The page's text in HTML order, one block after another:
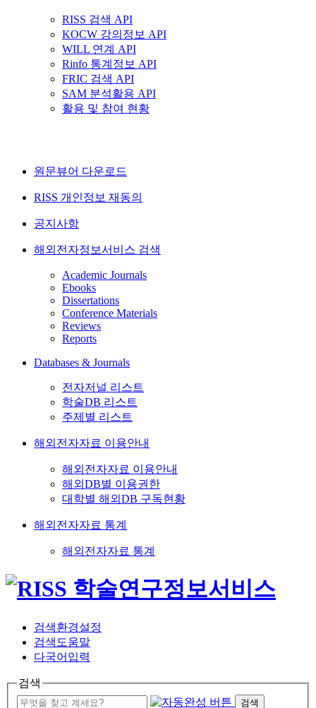
RISS 검색 API
KOCW 강의정보 API
WILL 연계 API
Rinfo 통계정보 API
FRIC 검색 API
SAM 분석활용 API
활용 및 참여 현황
원문뷰어 다운로드
RISS 개인정보 재동의
공지사항
해외전자정보서비스 검색
Academic Journals
Ebooks
Dissertations
Conference Materials
Reviews
Reports
Databases & Journals
전자저널 리스트
학술DB 리스트
주제별 리스트
해외전자자료 이용안내
해외전자자료 이용안내
해외DB별 이용권한
대학별 해외DB 구독현황
해외전자자료 통계
해외전자자료 통계
검색환경설정
검색도움말
다국어입력
검색
검색